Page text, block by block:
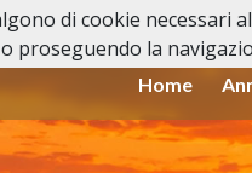
Home
di cookie
proseguendo la